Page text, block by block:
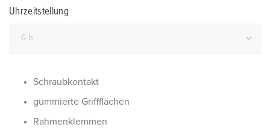
Uhrzeitstellung
Schraubkontakt
gummierte Griffflächen
Rahmenklemmen